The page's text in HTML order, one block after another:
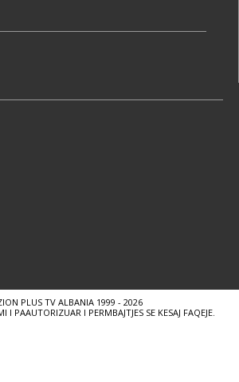
PLUS TV ALBANIA 1999 - 2026
I PAAUTORIZUAR I PERMBAJTJES SE KESAJ FAQEJE.